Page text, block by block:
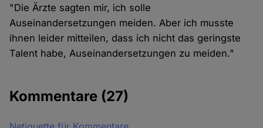
"Die Ärzte sagten mir, ich solle
Auseinandersetzungen meiden. Aber ich musste
ihnen leider mitteilen, dass ich nicht das geringste
Talent habe, Auseinandersetzungen zu meiden."
Kommentare (27)